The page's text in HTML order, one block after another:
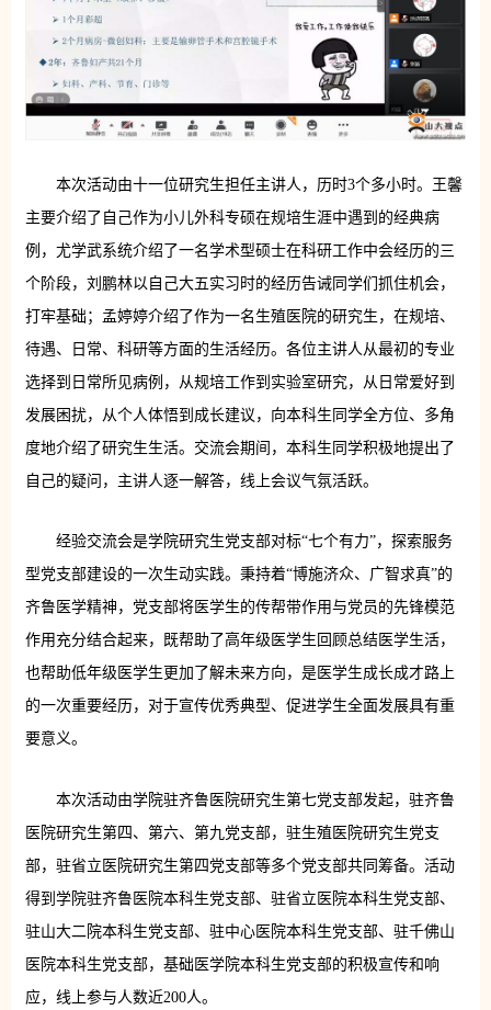
本次活动由十一位研究生担任主讲人，历时3个多小时。王馨
主要介绍了自己作为小儿外科专硕在规培生涯中遇到的经典病
例，尤学武系统介绍了一名学术型硕士在科研工作中会经历的三
个阶段，刘鹏林以自己大五实习时的经历告诫同学们抓住机会，
打牢基础；孟婷婷介绍了作为一名生殖医院的研究生，在规培、
待遇、日常、科研等方面的生活经历。各位主讲人从最初的专业
选择到日常所见病例，从规培工作到实验室研究，从日常爱好到
发展困扰，从个人体悟到成长建议，向本科生同学全方位、多角
度地介绍了研究生生活。交流会期间，本科生同学积极地提出了
自己的疑问，主讲人逐一解答，线上会议气氛活跃。
经验交流会是学院研究生党支部对标“七个有力”，探索服务
型党支部建设的一次生动实践。秉持着“博施济众、广智求真”的
齐鲁医学精神，党支部将医学生的传帮带作用与党员的先锋模范
作用充分结合起来，既帮助了高年级医学生回顾总结医学生活，
也帮助低年级医学生更加了解未来方向，是医学生成长成才路上
的一次重要经历，对于宣传优秀典型、促进学生全面发展具有重
要意义。
本次活动由学院驻齐鲁医院研究生第七党支部发起，驻齐鲁
医院研究生第四、第六、第九党支部，驻生殖医院研究生党支
部，驻省立医院研究生第四党支部等多个党支部共同筹备。活动
得到学院驻齐鲁医院本科生党支部、驻省立医院本科生党支部、
驻山大二院本科生党支部、驻中心医院本科生党支部、驻千佛山
医院本科生党支部，基础医学院本科生党支部的积极宣传和响
应，线上参与人数近200人。